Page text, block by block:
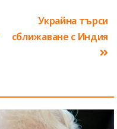
Украйна търси
сближаване с Индия